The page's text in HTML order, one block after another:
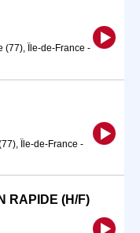
(77), Île-de-France -
Île-de-France -
RAPIDE (H/F)